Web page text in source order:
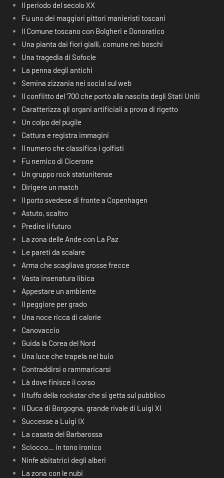
Il periodo del secolo XX
Fu uno dei maggiori pittori manieristi toscani
Il Comune toscano con Bolgheri e Donoratico
Una pianta dai fiori gialli, comune nei boschi
Una tragedia di Sofocle
La penna degli antichi
Semina zizzania nei social sul web
Il conflitto del ‘700 che portò alla nascita degli Stati Uniti
Caratterizza gli organi artificiali a prova di rigetto
Un colpo del pugile
Cattura e registra immagini
Il numero che classifica i golfisti
Fu nemico di Cicerone
Un gruppo rock statunitense
Dirigere un match
Il porto svedese di fronte a Copenhagen
Astuto, scaltro
Predire il futuro
La zona delle Ande con La Paz
Le pareti da scalare
Arma che scagliava grosse frecce
Vasta insenatura libica
Appestare un ambiente
Il peggiore per grado
Una noce ricca di calorie
Canovaccio
Guida la Corea del Nord
Una luce che trapela nel buio
Contraddirsi o rammaricarsi
Là dove finisce il corso
Il tuffo della rockstar che si getta sul pubblico
Il Duca di Borgogna, grande rivale di Luigi XI
Successe a Luigi IX
La casata del Barbarossa
Sciocco… in tono ironico
Ninfe abitatrici degli alberi
La zona con le nubi